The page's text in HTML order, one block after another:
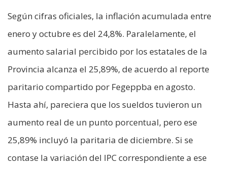
Según cifras oficiales, la inflación acumulada entre
enero y octubre es del 24,8%. Paralelamente, el
aumento salarial percibido por los estatales de la
Provincia alcanza el 25,89%, de acuerdo al reporte
paritario compartido por Fegeppba en agosto.
Hasta ahí, pareciera que los sueldos tuvieron un
aumento real de un punto porcentual, pero ese
25,89% incluyó la paritaria de diciembre. Si se
contase la variación del IPC correspondiente a ese